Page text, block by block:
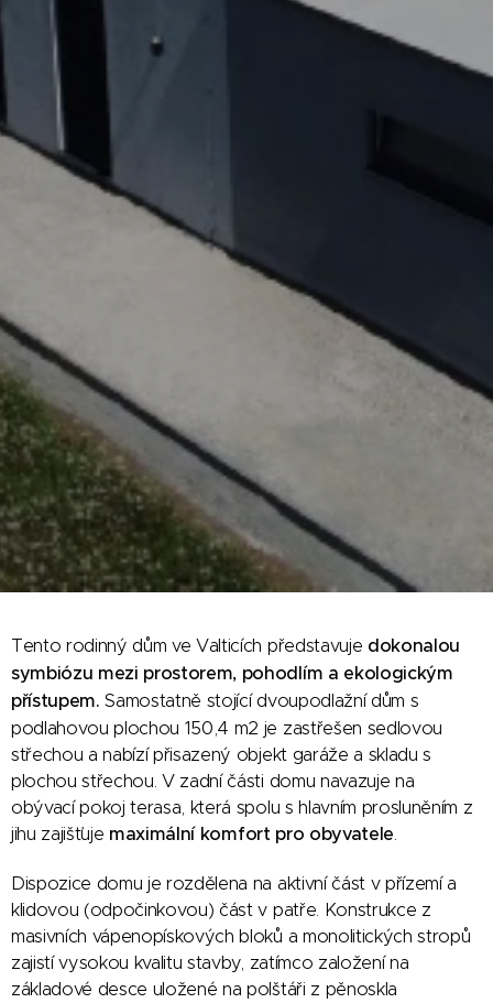
Tento rodinný dům ve Valticích představuje dokonalou
symbiózu mezi prostorem, pohodlím a ekologickým
přístupem. Samostatně stojící dvoupodlažní dům s
podlahovou plochou 150,4 m2 je zastřešen sedlovou
střechou a nabízí přisazený objekt garáže a skladu s
plochou střechou. V zadní části domu navazuje na
obývací pokoj terasa, která spolu s hlavním prosluněním z
jihu zajišťuje maximální komfort pro obyvatele
Dispozice domu je rozdělena na aktivní část v přízemí a
klidovou (odpočinkovou) část v patře. Konstrukce z
masivních vápenopískových bloků a monolitických stropů
zajistí vysokou kvalitu stavby, zatímco založení na
základové desce uložené na polštáři z pěnoskla